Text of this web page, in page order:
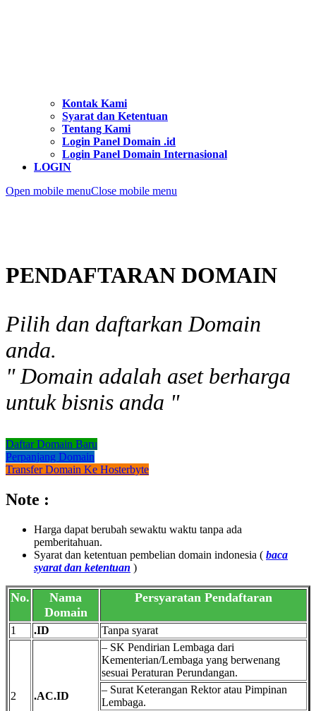
Kontak Kami
Syarat dan Ketentuan
Tentang Kami
Login Panel Domain .id
Login Panel Domain Internasional
LOGIN
Open mobile menuClose mobile menu
PENDAFTARAN DOMAIN
Pilih dan daftarkan Domain
anda.
" Domain adalah aset berharga
untuk bisnis anda "
Daftar Domain Baru
Perpanjang Domain
Transfer Domain Ke Hosterbyte
Note :
Harga dapat berubah sewaktu waktu tanpa ada
pemberitahuan.
Syarat dan ketentuan pembelian domain indonesia ( baca
syarat dan ketentuan )
No.
Nama
Domain
Persyaratan Pendaftaran
1 .ID Tanpa syarat
2 .AC.ID
– SK Pendirian Lembaga dari
Kementerian/Lembaga yang berwenang
sesuai Peraturan Perundangan.
– Surat Keterangan Rektor atau Pimpinan
Lembaga.